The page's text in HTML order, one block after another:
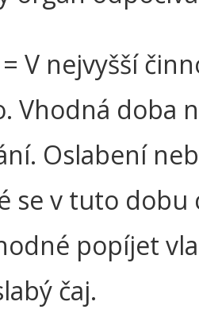
V nejvyšší
Vhodná doba
Oslabení
se v tuto dobu
popíjet
čaj.